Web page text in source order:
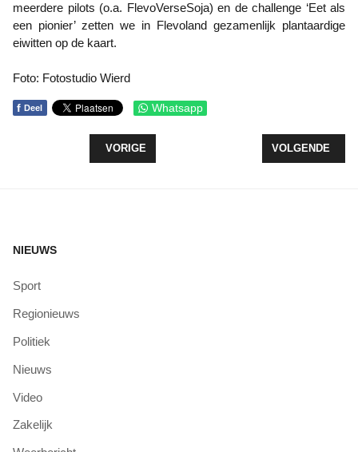
meerdere pilots (o.a. FlevoVerseSoja) en de challenge ‘Eet als
een pionier’ zetten we in Flevoland gezamenlijk plantaardige
eiwitten op de kaart.
Foto: Fotostudio Wierd
f Deel Whatsapp
VORIG ARTIKEL: STICHTING PERIPATOO EN
VORIGE VOLGENDE
VOLGENDE
NIEUWS
Sport
Regionieuws
Politiek
Nieuws
Video
Zakelijk